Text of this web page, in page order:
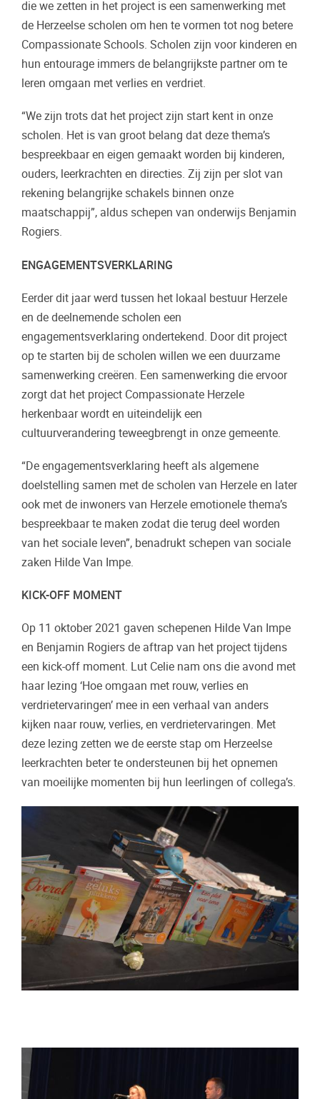
die we zetten in het project is een samenwerking met
de Herzeelse scholen om hen te vormen tot nog betere
Compassionate Schools. Scholen zijn voor kinderen en
hun entourage immers de belangrijkste partner om te
leren omgaan met verlies en verdriet.
“We zijn trots dat het project zijn start kent in onze
scholen. Het is van groot belang dat deze thema’s
bespreekbaar en eigen gemaakt worden bij kinderen,
ouders, leerkrachten en directies. Zij zijn per slot van
rekening belangrijke schakels binnen onze
maatschappij”, aldus schepen van onderwijs Benjamin
Rogiers.
ENGAGEMENTSVERKLARING
Eerder dit jaar werd tussen het lokaal bestuur Herzele
en de deelnemende scholen een
engagementsverklaring ondertekend. Door dit project
op te starten bij de scholen willen we een duurzame
samenwerking creëren. Een samenwerking die ervoor
zorgt dat het project Compassionate Herzele
herkenbaar wordt en uiteindelijk een
cultuurverandering teweegbrengt in onze gemeente.
“De engagementsverklaring heeft als algemene
doelstelling samen met de scholen van Herzele en later
ook met de inwoners van Herzele emotionele thema’s
bespreekbaar te maken zodat die terug deel worden
van het sociale leven”, benadrukt schepen van sociale
zaken Hilde Van Impe.
KICK-OFF MOMENT
Op 11 oktober 2021 gaven schepenen Hilde Van Impe
en Benjamin Rogiers de aftrap van het project tijdens
een kick-off moment. Lut Celie nam ons die avond met
haar lezing ‘Hoe omgaan met rouw, verlies en
verdrietervaringen’ mee in een verhaal van anders
kijken naar rouw, verlies, en verdrietervaringen. Met
deze lezing zetten we de eerste stap om Herzeelse
leerkrachten beter te ondersteunen bij het opnemen
van moeilijke momenten bij hun leerlingen of collega’s.